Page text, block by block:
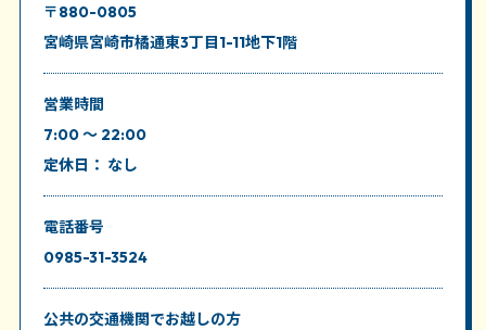
〒880-0805
宮崎県宮崎市橘通東3丁目1-11地下1階
営業時間
7:00 ～ 22:00
定休日： なし
電話番号
0985-31-3524
公共の交通機関でお越しの方